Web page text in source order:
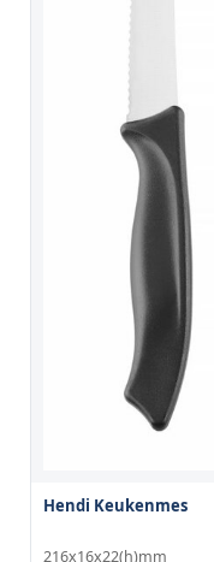
Hendi Keukenmes
216x16x22(h)mm